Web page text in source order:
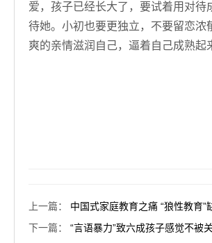
爱，孩子已经长大了，要试着用对待
待她。小初也要更独立，不要留恋浓
爽的亲情滋润自己，逼着自己成熟起
上一篇： 中国式家庭教育之痛 “狼性教育”
下一篇： “言语暴力”致六成孩子感觉不被